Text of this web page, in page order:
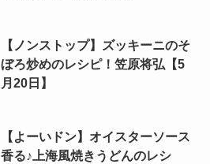
【ノンストップ】ズッキーニのそ
ぼろ炒めのレシピ！笠原将弘【5
月20日】
【よーいドン】オイスターソース
香る♪上海風焼きうどんのレシ